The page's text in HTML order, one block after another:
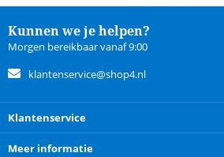
Kunnen we je helpen?
Morgen bereikbaar vanaf 9:00
klantenservice@shop4.nl
Klantenservice
Meer informatie